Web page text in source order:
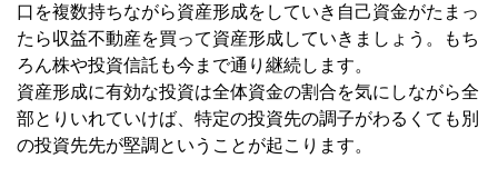
口を複数持ちながら資産形成をしていき自己資金がたまっ
たら収益不動産を買って資産形成していきましょう。もち
ろん株や投資信託も今まで通り継続します。
資産形成に有効な投資は全体資金の割合を気にしながら全
部とりいれていけば、特定の投資先の調子がわるくても別
の投資先先が堅調ということが起こります。